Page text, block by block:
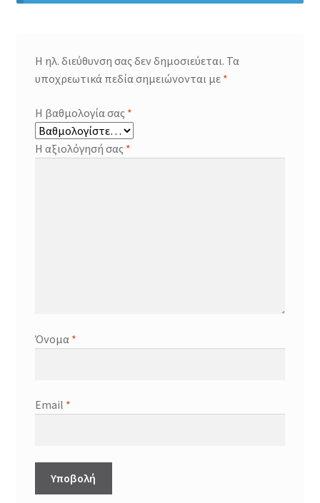
Η ηλ. διεύθυνση σας δεν δημοσιεύεται. Τα
υποχρεωτικά πεδία σημειώνονται με *
Η βαθμολογία σας *
Η αξιολόγησή σας *
Όνομα *
Email *